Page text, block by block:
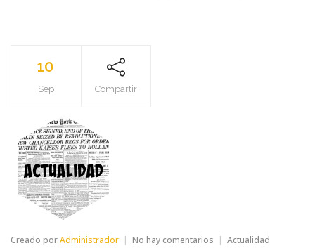
10
Sep Compartir
Creado porAdministrador No hay comentarios en Actualidad